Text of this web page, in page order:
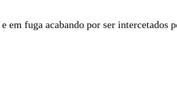
em fuga acabando por ser